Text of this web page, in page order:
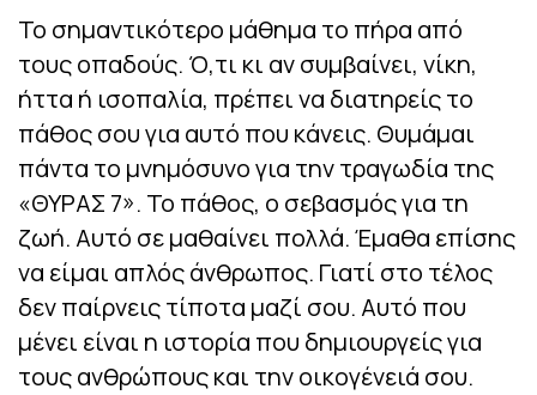
Το σημαντικότερο μάθημα το πήρα από
τους οπαδούς. Ό,τι κι αν συμβαίνει, νίκη,
ήττα ή ισοπαλία, πρέπει να διατηρείς το
πάθος σου για αυτό που κάνεις. Θυμάμαι
πάντα το μνημόσυνο για την τραγωδία της
«ΘΥΡΑΣ 7». Το πάθος, ο σεβασμός για τη
ζωή. Αυτό σε μαθαίνει πολλά. Έμαθα επίσης
να είμαι απλός άνθρωπος. Γιατί στο τέλος
δεν παίρνεις τίποτα μαζί σου. Αυτό που
μένει είναι η ιστορία που δημιουργείς για
τους ανθρώπους και την οικογένειά σου.